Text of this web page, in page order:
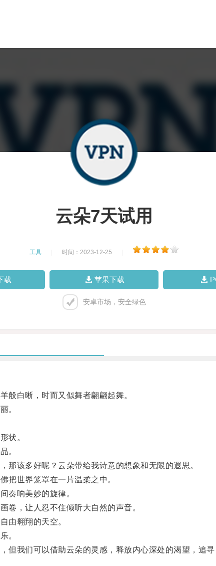
云朵7天试用
工具 时间：2023-12-25
载 苹果下载
安卓市场，安全绿色
白晰，时而又似舞者翩翩起舞。
。
状。
。
该多好呢？云朵带给我诗意的想象和无限的遐思。
世界笼罩在一片温柔之中。
响美妙的旋律。
，让人忍不住倾听大自然的声音。
由翱翔的天空。
。
我们可以借助云朵的灵感，释放内心深处的渴望，追寻